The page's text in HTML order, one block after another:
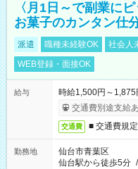
〈月1日～で副業に
お菓子のカンタン仕
派遣 職種未経験OK 社会人
WEB登録・面接OK
給与
時給1,500円～1,875
交通費別途支給
交通費 ■ 交通費規
勤務地
仙台市青葉区
仙台駅から徒歩5分 /